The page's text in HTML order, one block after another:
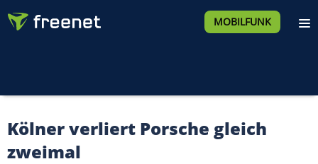
MOBILFUNK
Kölner verliert Porsche gleich
zweimal